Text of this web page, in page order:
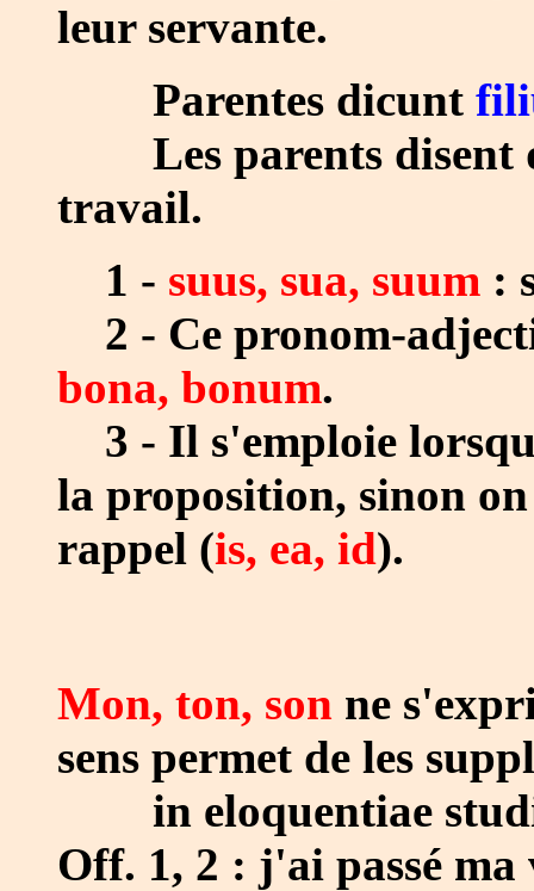
leur servante.
Parentes dicunt
Les parents disent
travail.
1 - suus, sua, suum :
2 - Ce pronom-
bona, bonum.
3 - Il s'emploie
la proposition, sinon
rappel (is, ea, id).
Mon, ton, son ne
sens permet de les
in eloquentiae
Off. 1, 2 : j'ai passé ma